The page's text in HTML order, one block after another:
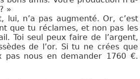
»
lui, n’a pas augmenté. Or, c’est
que tu réclames, et non pas les
Toi seul peux faire de l’argent,
de l’or. Si tu ne crées que
pas nous en demander 1760 €.